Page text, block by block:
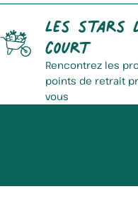
Les
court
Rencontrez les
points de retrait
vous